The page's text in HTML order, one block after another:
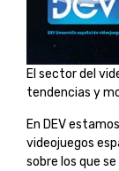
El sector del
tendencias y
En DEV
videojuegos
sobre los que